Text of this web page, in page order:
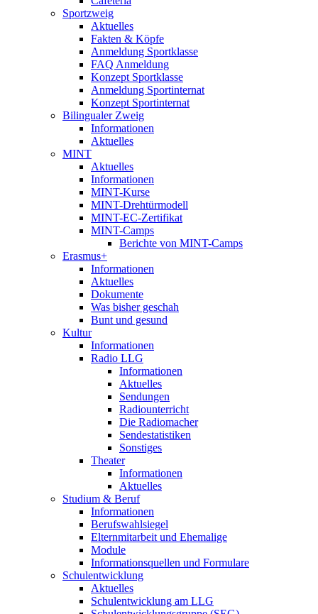
Sportzweig
Aktuelles
Fakten & Köpfe
Anmeldung Sportklasse
FAQ Anmeldung
Konzept Sportklasse
Anmeldung Sportinternat
Konzept Sportinternat
Bilingualer Zweig
Informationen
Aktuelles
MINT
Aktuelles
Informationen
MINT-Kurse
MINT-Drehtürmodell
MINT-EC-Zertifikat
MINT-Camps
Berichte von MINT-Camps
Erasmus+
Informationen
Aktuelles
Dokumente
Was bisher geschah
Bunt und gesund
Kultur
Informationen
Radio LLG
Informationen
Aktuelles
Sendungen
Radiounterricht
Die Radiomacher
Sendestatistiken
Sonstiges
Theater
Informationen
Aktuelles
Studium & Beruf
Informationen
Berufswahlsiegel
Elternmitarbeit und Ehemalige
Module
Informationsquellen und Formulare
Schulentwicklung
Aktuelles
Schulentwicklung am LLG